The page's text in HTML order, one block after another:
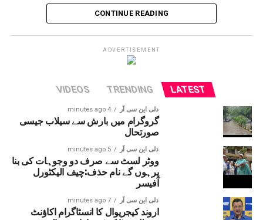
اس حملے کے بعد امریکہ نے ایران پر حملہ کیا، اس کے جواب
میں ایران نے کئی امریکی ٹھکانوں پر حملہ کیا۔ بہرحال دونوں
ملکوں کے درمیان اب بھی معاہدہ کو حتمی صورت اختیار کرنے
کے لئے گفتگو کو دور جاری ہے۔ پاکستان اس میں ثالث کا رول
ادا کررہا ہے۔ حالانکہ ہرمز کو بند نہیں کیا گیا ہے۔ معاہدہ
CONTINUE READING
ADVERTISEMENT
LATEST
TRENDING
VIDEOS
دلی این سی آر 4 minutes ago
گروگرام میں بارش سے سیلاب جیسی
صورتحال
دلی این سی آر 5 minutes ago
ووٹر لسٹ سے صرف دو وجوہات کی بنا
پرہوں گے نام حذف:چیف الیکٹورل
آفیسر
دلی این سی آر 7 minutes ago
اروند کیجریوال کا انسٹاگرام اکاؤنٹ